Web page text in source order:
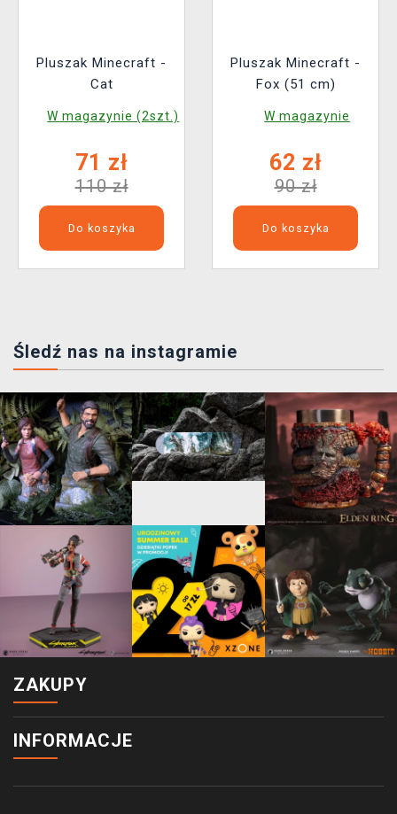
Pluszak Minecraft -
Cat
W magazynie (2szt.)
71 zł
110 zł
Do koszyka
Pluszak Minecraft -
Fox (51 cm)
W magazynie
62 zł
90 zł
Do koszyka
Śledź nas na instagramie
ZAKUPY
INFORMACJE